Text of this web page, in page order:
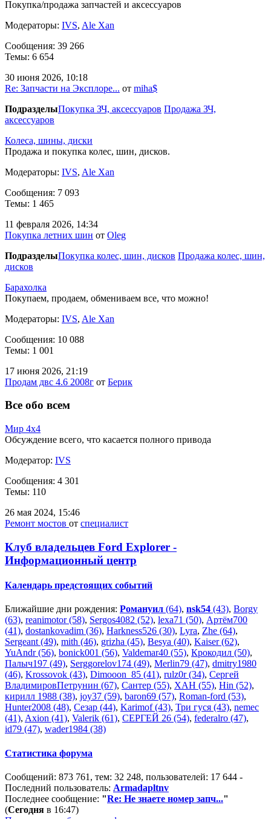
Покупка/продажа запчастей и аксессуаров
Модераторы: IVS, Ale Xan
Сообщения: 39 266
Темы: 6 654
30 июня 2026, 10:18
Re: Запчасти на Эксплоре... от miha$
ПодразделыПокупка ЗЧ, аксессуаров Продажа ЗЧ,
аксессуаров
Колеса, шины, диски
Продажа и покупка колес, шин, дисков.
Модераторы: IVS, Ale Xan
Сообщения: 7 093
Темы: 1 465
11 февраля 2026, 14:34
Покупка летних шин от Oleg
ПодразделыПокупка колес, шин, дисков Продажа колес, шин,
дисков
Барахолка
Покупаем, продаем, обмениваем все, что можно!
Модераторы: IVS, Ale Xan
Сообщения: 10 088
Темы: 1 001
17 июня 2026, 21:19
Продам двс 4.6 2008г от Берик
Все обо всем
Мир 4х4
Обсуждение всего, что касается полного привода
Модератор: IVS
Сообщения: 4 301
Темы: 110
26 мая 2024, 15:46
Ремонт мостов от специалист
Клуб владельцев Ford Explorer -
Информационный центр
Календарь предстоящих событий
Ближайшие дни рождения: Романуил (64), nsk54 (43), Borgy
(63), reanimotor (58), Sergos4082 (52), lexa71 (50), Артём700
(41), dostankovadim (36), Harkness526 (30), Lyra, Zhe (64),
Sergeant (49), mith (46), grizha (45), Besya (40), Kaiser (62),
YuAndr (56), bonick001 (56), Valdemar40 (55), Крокодил (50),
Палыч197 (49), Serggorelov174 (49), Merlin79 (47), dmitry1980
(46), Krossovok (43), Dimooon_85 (41), rulz0r (34), Сергей
ВладимировПетрунин (67), Сантер (55), XAH (55), Hin (52),
кирилл 1988 (38), joy37 (59), baron69 (57), Roman-ford (53),
Hunter2008 (48), Сезар (44), Karimof (43), Три гуся (43), nemec
(41), Axion (41), Valerik (61), СЕРГЕЙ 26 (54), federalro (47),
id79 (47), wader1984 (38)
Статистика форума
Сообщений: 873 761, тем: 32 248, пользователей: 17 644 -
Последний пользователь: Armadapltnv
Последнее сообщение: "Re: Не знаете номер запч..."
(Сегодня в 16:47)